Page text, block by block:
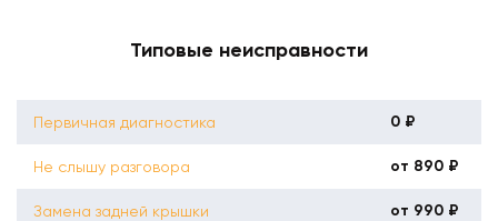
Типовые неисправности
Первичная диагностика 0 ₽
Не слышу разговора от 890 ₽
Замена задней крышки от 990 ₽